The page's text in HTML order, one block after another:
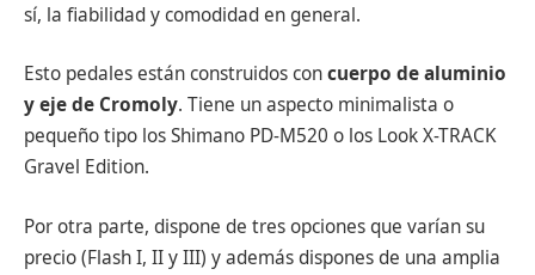
sí, la fiabilidad y comodidad en general.
Esto pedales están construidos concuerpo de aluminio
y eje de Cromoly. Tiene un aspecto minimalista o
pequeño tipo los Shimano PD-M520 o los Look X-TRACK
Gravel Edition.
Por otra parte, dispone de tres opciones que varían su
precio (Flash I, II y III) y además dispones de una amplia